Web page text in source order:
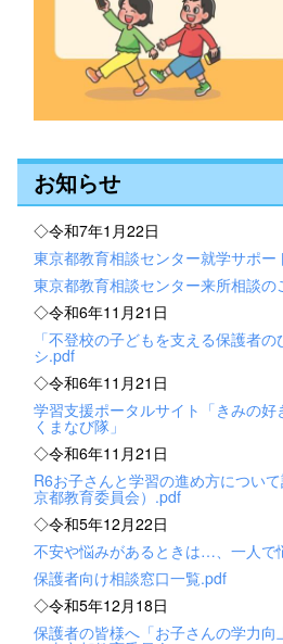
お知らせ
◇令和7年1月22日
東京都教育相談センター就学サポー
東京都教育相談センター来所相談の
◇令和6年11月21日
「不登校の子どもを支える保護者
シ.pdf
◇令和6年11月21日
学習支援ポータルサイト「きみの
くまなび隊」
◇令和6年11月21日
R6お子さんと学習の進め方につい
京都教育委員会）.pdf
◇令和5年12月22日
不安や悩みがあるときは…、一人で
保護者向け相談窓口一覧.pdf
◇令和5年12月18日
保護者の皆様へ「お子さんの学力向